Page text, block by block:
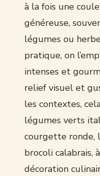
à la fois une
généreuse,
légumes ou
pratique, on
intenses et
relief visuel et
les contextes,
légumes verts
courgette ronde,
brocoli calabrais,
décoration